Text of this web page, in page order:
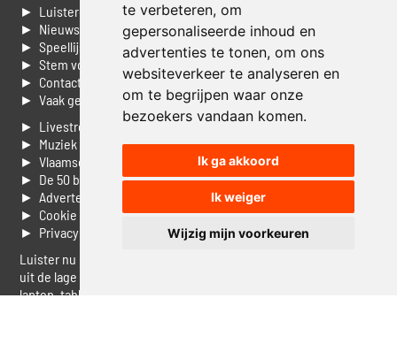
te verbeteren, om
gepersonaliseerde inhoud en
advertenties te tonen, om ons
websiteverkeer te analyseren en
om te begrijpen waar onze
bezoekers vandaan komen.
Ik ga akkoord
Ik weiger
Wijzig mijn voorkeuren
► Luisteren naar Jouwradio
► Nieuws
► Speellijst
► Stem voor de Dag top 3
► Contacteer ons
► Vaak gestelde vragen
► Livestream informatie
► Muziek opzoeken
► Vlaamse 100 Aller tijden
► De 50 beste van...
► Adverteren op Jouwradio
► Cookie voorkeuren wijzigen
► Privacyinformatie
Luister nu naar Jouwradio! De beste Nederlandstalige muziek
uit de lage landen hoor je hier al 20 jaar. In digitale kwaliteit op je
laptop, tablet of smartphone.